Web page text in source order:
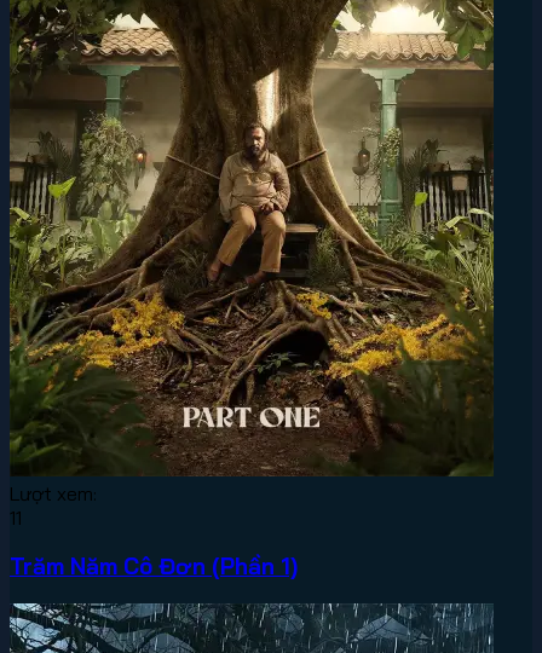
Lượt xem:
11
Trăm Năm Cô Đơn (Phần 1)